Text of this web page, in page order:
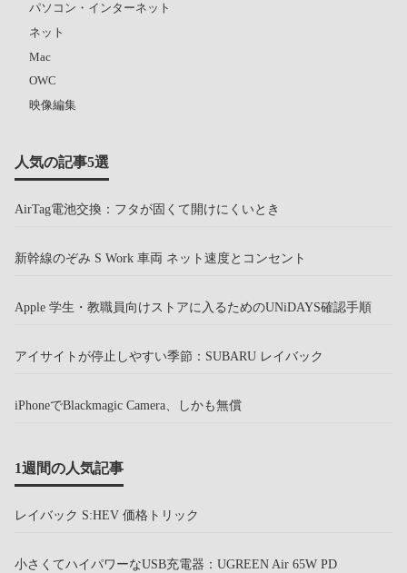
パソコン・インターネット
ネット
Mac
OWC
映像編集
人気の記事5選
AirTag電池交換：フタが固くて開けにくいとき
新幹線のぞみ S Work 車両 ネット速度とコンセント
Apple 学生・教職員向けストアに入るためのUNiDAYS確認手順
アイサイトが停止しやすい季節：SUBARU レイバック
iPhoneでBlackmagic Camera、しかも無償
1週間の人気記事
レイバック S:HEV 価格トリック
小さくてハイパワーなUSB充電器：UGREEN Air 65W PD